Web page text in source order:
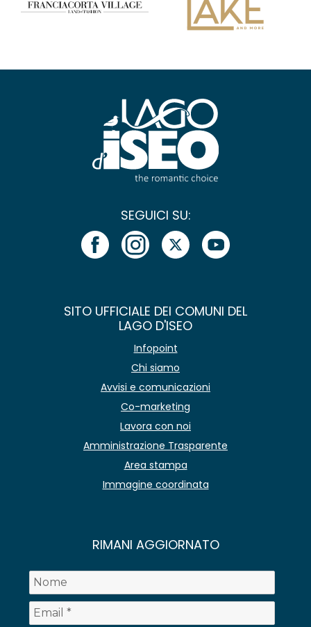
SEGUICI SU:
SITO UFFICIALE DEI COMUNI DEL
LAGO D'ISEO
Infopoint
Chi siamo
Avvisi e comunicazioni
Co-marketing
Lavora con noi
Amministrazione Trasparente
Area stampa
Immagine coordinata
RIMANI AGGIORNATO